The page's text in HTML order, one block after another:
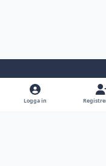
Light ModeDark ModeSystem
Logga in